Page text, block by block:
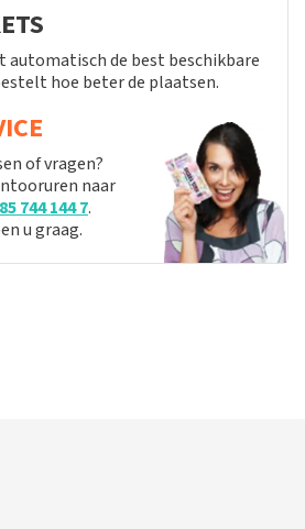
automatisch de best beschikbare
hoe beter de plaatsen.
of vragen?
naar
744 144 7.
u graag.